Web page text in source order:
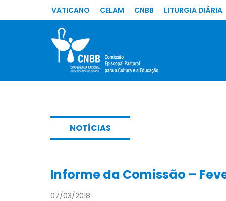
VATICANO CELAM CNBB LITURGIA DIÁRIA
NOTÍCIAS
Informe da Comissão –
07/03/2018